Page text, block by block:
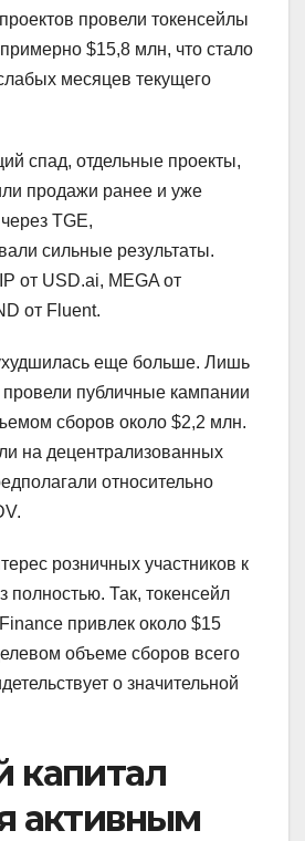
провели токенсейлы
$15,8 млн, что стало
месяцев текущего
спад, отдельные проекты,
продажи ранее и уже
TGE,
сильные результаты.
от USD.ai, MEGA от
от Fluent.
еще больше. Лишь
публичные кампании
сборов около $2,2 млн.
на децентрализованных
относительно
розничных участников к
полностью. Так, токенсейл
привлек около $15
объеме сборов всего
о значительной
капитал
активным